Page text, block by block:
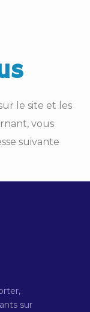
le site et les
vous
suivante
sur